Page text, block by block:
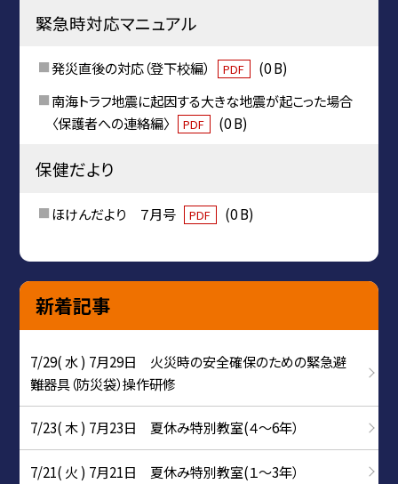
緊急時対応マニュアル
発災直後の対応（登下校編） PDF
(0 B)
南海トラフ地震に起因する大きな地震が起こった場合
〈保護者への連絡編〉
PDF (0 B)
保健だより
ほけんだより ７月号 PDF (0 B)
新着記事
7/29( 水 ) 7月29日 火災時の安全確保のための緊急避
難器具（防災袋）操作研修
7/23( 木 ) 7月23日 夏休み特別教室(４～6年）
7/21( 火 ) 7月21日 夏休み特別教室(１～3年）